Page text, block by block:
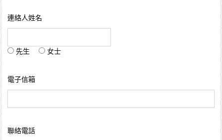
連絡人姓名
先生 女士
電子信箱
聯絡電話